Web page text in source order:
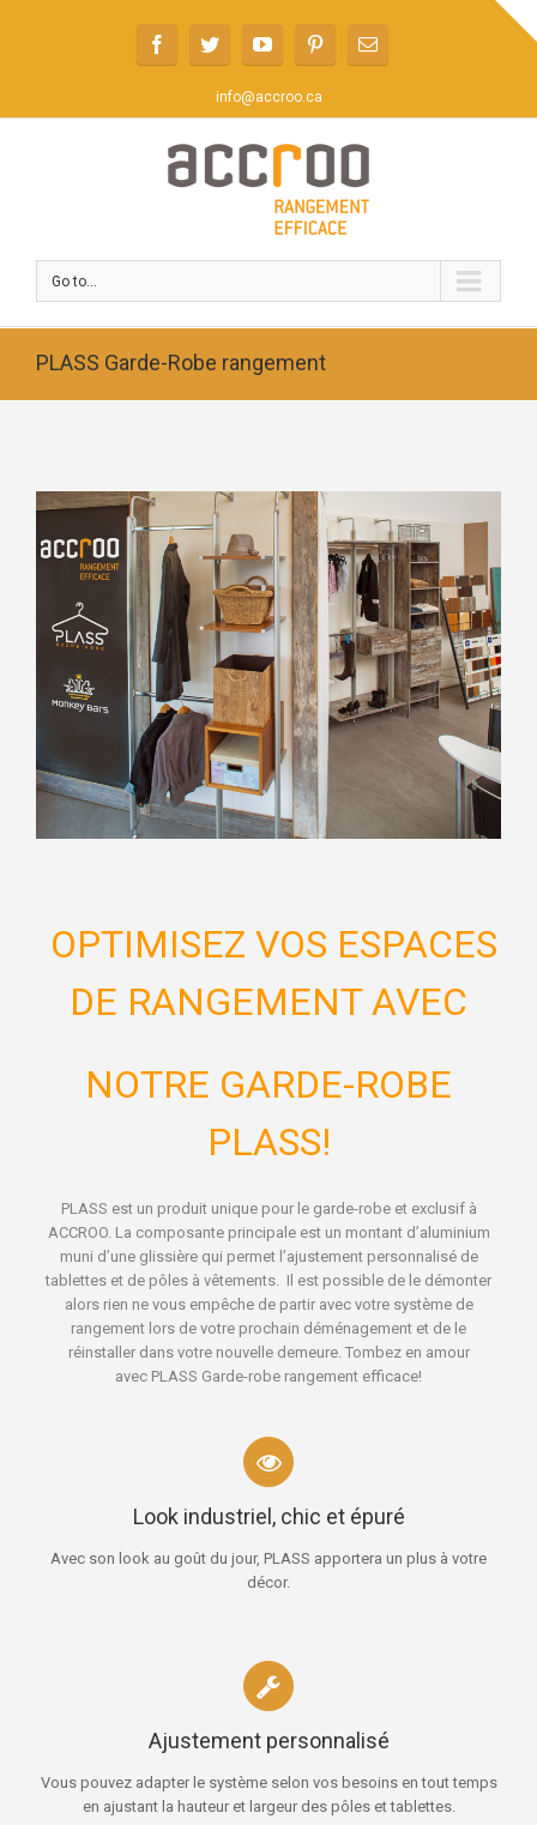
info@accroo.ca
Go to...
PLASS Garde-Robe rangement
OPTIMISEZ VOS ESPACES
DE RANGEMENTAVEC
NOTRE GARDE-ROBE
PLASS!
PLASS est un produit unique pour le garde-robeet exclusif à
ACCROO. La composante principale est un montant d’aluminium
muni d’une glissière qui permet l’ajustement personnalisé de
tablettes et de pôles à vêtements. Il est possible de le démonter
alors rien ne vous empêche de partir avec votre système de
rangement lors de votre prochain déménagement et de le
réinstaller dans votre nouvelle demeure. Tombez en amour
avec PLASS Garde-robe rangement efficace!
Look industriel, chic et épuré
Avec son look au goût du jour, PLASS apportera un plus à votre
décor.
Ajustement personnalisé
Vous pouvez adapter le système selon vos besoins en tout temps
en ajustant la hauteur et largeur des pôles et tablettes.